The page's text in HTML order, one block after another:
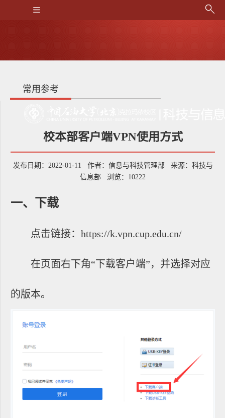
常用参考
校本部客户端VPN使用方式
发布日期：2022-01-11 作者：信息与科技管理部 来源：科技与
信息部 浏览： 10222
一、下载
点击链接： https://k.vpn.cup.edu.cn/
在页面右下角“下载客户端”，并选择对应
的版本。